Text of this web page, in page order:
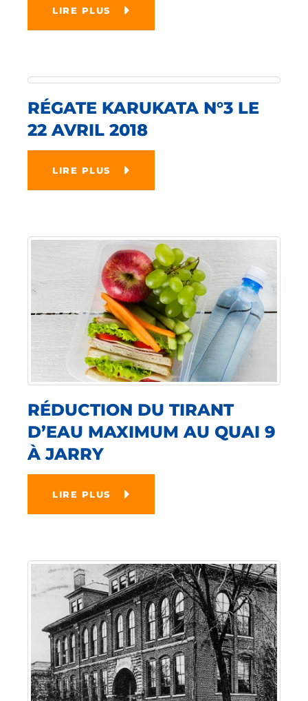
LIRE PLUS
RÉGATE KARUKATA N°3 LE
22 AVRIL 2018
LIRE PLUS
RÉDUCTION DU TIRANT
D’EAU MAXIMUM AU QUAI 9
À JARRY
LIRE PLUS